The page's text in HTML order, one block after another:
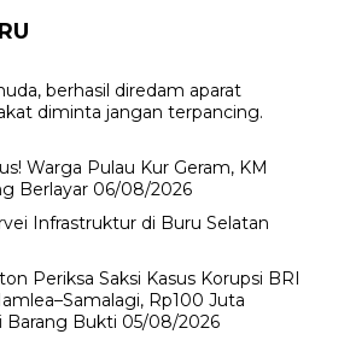
berhasil diredam aparat
diminta jangan terpancing.
Warga Pulau Kur Geram, KM
Berlayar 06/08/2026
Infrastruktur di Buru Selatan
Periksa Saksi Kasus Korupsi BRI
Rp100 Juta
Barang Bukti 05/08/2026